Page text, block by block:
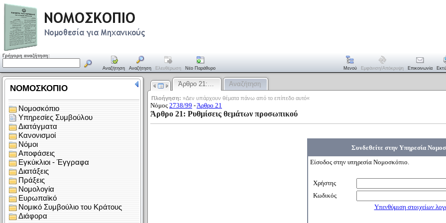
Γρήγορη αναζήτηση:
Αναζήτηση Αναζήτηση Ελευθέρωση Νέο Παράθυρο Μενού Εμφάνιση/απόκρυψη Επικοινωνία
Άρθρο 21:… Αναζήτηση